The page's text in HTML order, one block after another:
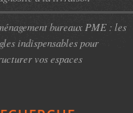
bureaux PME : les
indispensables pour
vos espaces